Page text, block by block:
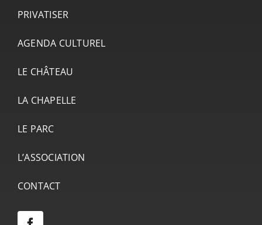
PRIVATISER
AGENDA CULTUREL
LE CHÂTEAU
LA CHAPELLE
LE PARC
L’ASSOCIATION
CONTACT